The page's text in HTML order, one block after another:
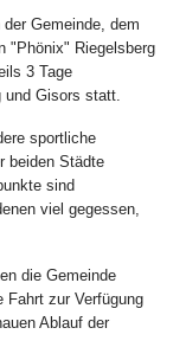
Gemeinde, dem
"Phönix" Riegelsberg
3 Tage
Gisors statt.
sportliche
beiden Städte
sind
viel gegessen,
die Gemeinde
Fahrt zur Verfügung
Ablauf der